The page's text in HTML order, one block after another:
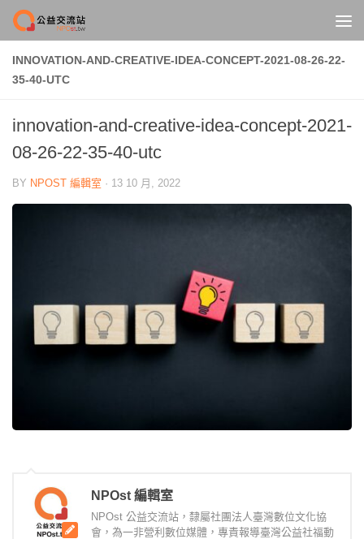
Skip to content
INNOVATION-AND-CREATIVE-IDEA-CONCEPT-2021-08-26-22-
35-40-UTC
innovation-and-creative-idea-concept-2021-
08-26-22-35-40-utc
BY NPOST 編輯室 · 13 10 月, 2022
NPOst 編輯室
NPOst 公益交流站，隸屬社團法人臺灣數位文化協
會，為一非營利數位媒體，專責報導臺灣公益社福動